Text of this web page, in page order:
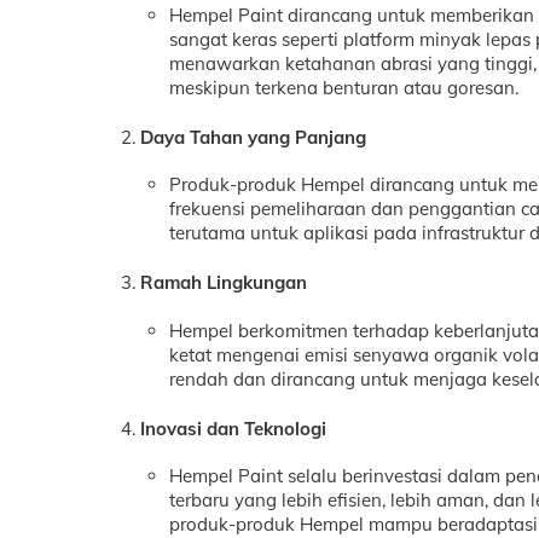
Hempel Paint dirancang untuk
sangat keras seperti platform minyak
menawarkan ketahanan abrasi yang
meskipun terkena benturan atau goresan.
Daya Tahan yang Panjang
Produk-produk Hempel dirancang untuk
frekuensi pemeliharaan dan penggantian
terutama untuk aplikasi pada infrastruktur
Ramah Lingkungan
Hempel berkomitmen terhadap
ketat mengenai emisi senyawa organik
rendah dan dirancang untuk menjaga
Inovasi dan Teknologi
Hempel Paint selalu berinvestasi dalam
terbaru yang lebih efisien, lebih aman,
produk-produk Hempel mampu